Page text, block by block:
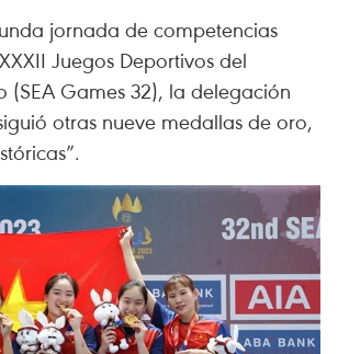
jornada de competencias
Juegos Deportivos del
(SEA Games 32), la delegación
otras nueve medallas de oro,